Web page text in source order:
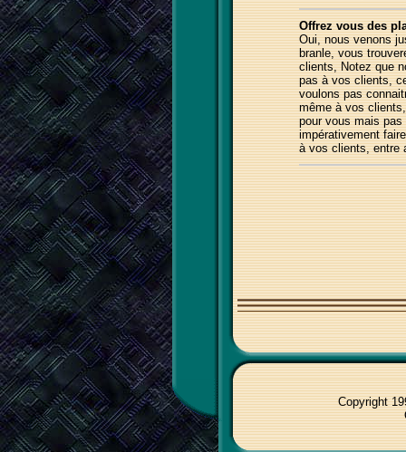
Offrez vous des
Oui, nous venons
branle, vous
clients, Notez que
pas à vos clients,
voulons pas
même à vos
pour vous mais
impérativement
à vos clients, entre
Copyright